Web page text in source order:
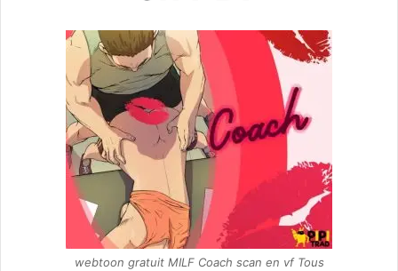
webtoon gratuit MILF Coach scan en vf Tous